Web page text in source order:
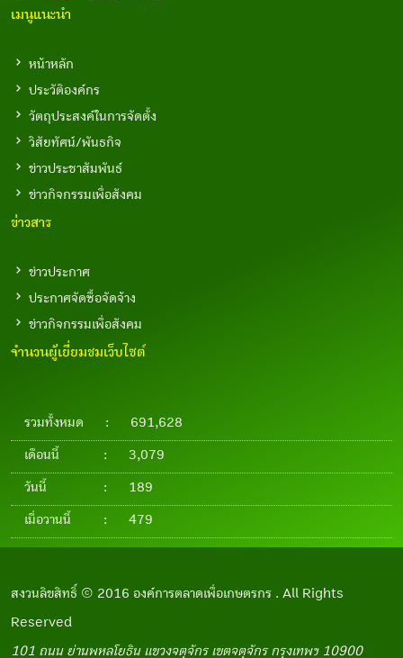
เมนูแนะนำ
หน้าหลัก
ประวัติองค์กร
วัตถุประสงค์ในการจัดตั้ง
วิสัยทัศน์/พันธกิจ
ข่าวประชาสัมพันธ์
ข่าวกิจกรรมเพื่อสังคม
ข่าวสาร
ข่าวประกาศ
ประกาศจัดซื้อจัดจ้าง
ข่าวกิจกรรมเพื่อสังคม
จำนวนผู้เยี่ยมชมเว็บไซต์
รวมทั้งหมด : 691,628
เดือนนี้ : 3,079
วันนี้ : 189
เมื่อวานนี้ : 479
สงวนลิขสิทธิ์ © 2016 องค์การตลาดเพื่อเกษตรกร . All Rights
Reserved
101 ถนน ย่านพหลโยธิน แขวงจตุจักร เขตจตุจักร กรุงเทพฯ 10900